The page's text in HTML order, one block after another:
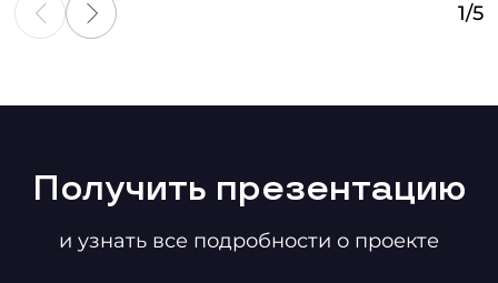
1/5
Получить презентацию
и узнать все подробности о проекте